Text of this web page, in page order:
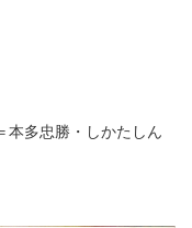
本多忠勝・しかたしん